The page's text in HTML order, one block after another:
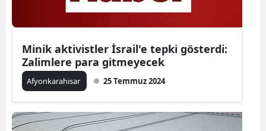
Minik aktivistler İsrail'e tepki gösterdi:
Zalimlere para gitmeyecek
Afyonkarahisar 25 Temmuz 2024